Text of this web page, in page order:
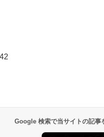
Google 検索で当サイトの記事